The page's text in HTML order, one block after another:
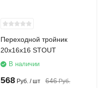
Переходной тройник
20x16x16 STOUT
В наличии
568 Руб. / шт 646 Руб.